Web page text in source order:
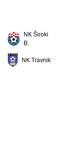
NK Široki
B.
NK Travnik